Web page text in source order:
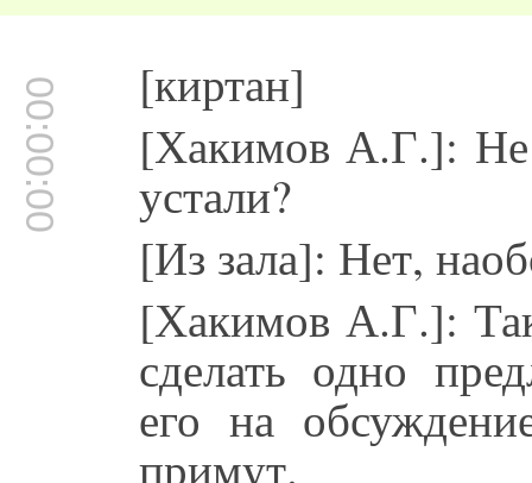
00:00:00
[киртан]
[Хакимов А.Г.]: Не
устали?
[Из зала]: Нет,
[Хакимов А.Г.]:
сделать одно
его на
примут.